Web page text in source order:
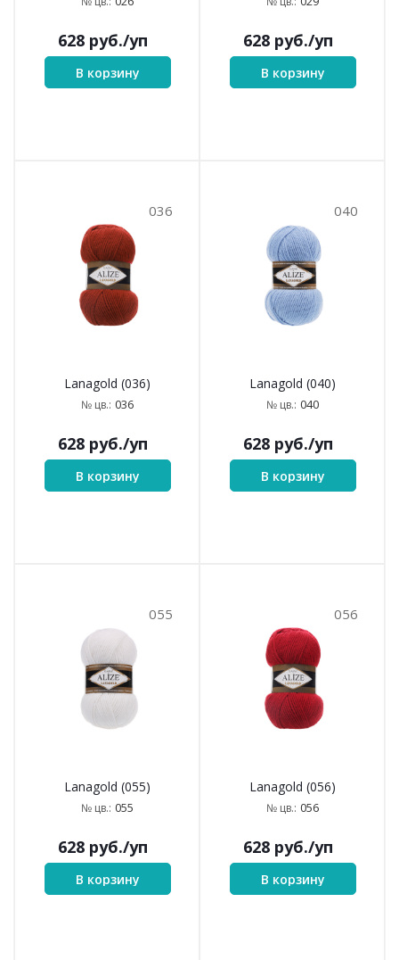
628 руб./уп
В корзину
628 руб./уп
В корзину
036
Lanagold (036)
№ цв.: 036
628 руб./уп
В корзину
040
Lanagold (040)
№ цв.: 040
628 руб./уп
В корзину
055
Lanagold (055)
№ цв.: 055
628 руб./уп
В корзину
056
Lanagold (056)
№ цв.: 056
628 руб./уп
В корзину